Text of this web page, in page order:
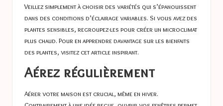
Veillez simplement à choisir des variétés qui s’épanouissent
dans des conditions d’éclairage variables. Si vous avez des
plantes sensibles, regroupez-les pour créer un microclimat
plus chaud. Pour en apprendre davantage sur les bienfaits
des plantes, visitez cetarticle inspirant.
Aérez régulièrement
Aérer votre maison est crucial, même en hiver.